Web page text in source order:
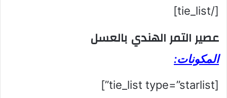
[/tie_list]
عصير التمر الهندي بالعسل
المكونات:
[tie_list type=”starlist”]